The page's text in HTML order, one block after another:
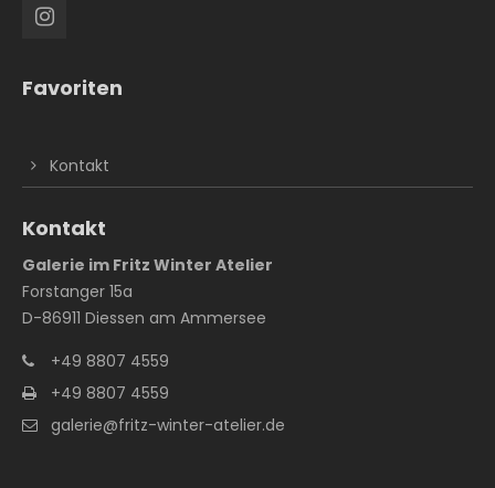
Favoriten
Kontakt
Kontakt
Galerie im Fritz Winter Atelier
Forstanger 15a
D-86911 Diessen am Ammersee
+49 8807 4559
+49 8807 4559
galerie@fritz-winter-atelier.de